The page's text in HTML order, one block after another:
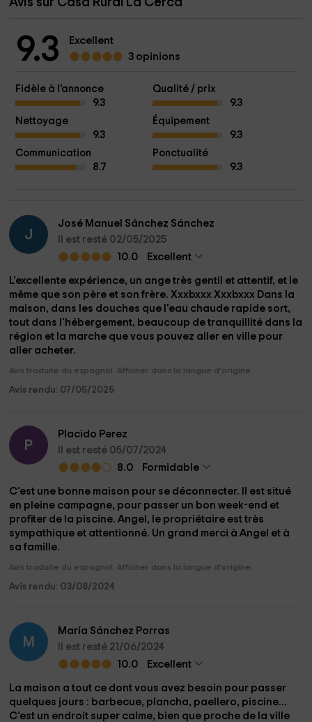
9.3
Excellent
3 opinions
Fidèle à l'annonce
9.3
Qualité / prix
9.3
Nettoyage
9.3
Équipement
9.3
Communication
8.7
Ponctualité
9.3
J
José Manuel Sánchez Sánchez
Il est resté 02/05/2025
10.0
Excellent
L'excellente expérience, un ange très gentil et attentif, et le
même que son père et son frère. Xxxbxxx Xxxbxxx Dans la
maison, dans les douches que l'eau chaude rapide sort,
tout dans l'hébergement, beaucoup de tranquillité dans la
région et la marche que vous pouvez aller en ville pour
aller acheter.
Avis traduite du espagnol. Afficher dans la langue d'origine.
Avis rendu: 07/05/2025
P
Placido Perez
Il est resté 05/07/2024
8.0
Formidable
C'est une bonne maison pour se déconnecter. Il est situé
en pleine campagne, pour passer un bon week-end et
profiter de la piscine. Angel, le propriétaire est très
sympathique et attentionné. Un grand merci à Angel et à
sa famille.
Avis traduite du espagnol. Afficher dans la langue d'origine.
Avis rendu: 03/08/2024
M
María Sánchez Porras
Il est resté 21/06/2024
10.0
Excellent
La maison a tout ce dont vous avez besoin pour passer
quelques jours : barbecue, plancha, paellero, piscine...
C'est un endroit super calme, bien que proche de la ville